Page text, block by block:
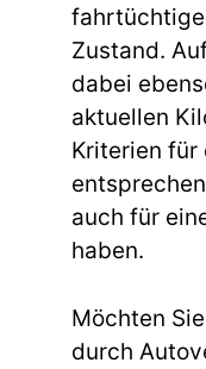
Zustand.
dabei
aktuellen
Kriterien für
auch für
haben.
Möchten
durch